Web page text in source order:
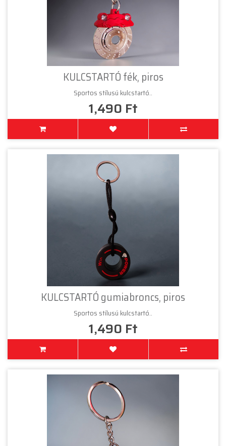
KULCSTARTÓ fék, piros
Sportos stílusú kulcstartó..
1,490 Ft
KULCSTARTÓ gumiabroncs, piros
Sportos stílusú kulcstartó..
1,490 Ft